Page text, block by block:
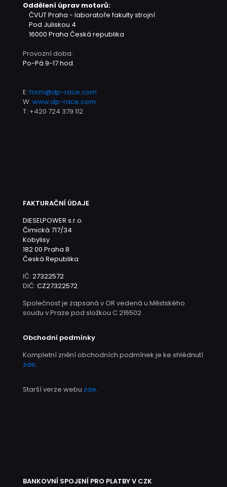
Oddělení úprav motorů:
ČVUT Praha - laboratoře fakulty strojní
Pod Juliskou 4
16000 Praha Česká republika
Provozní doba:
Po-Pá 9-17 hod.
E: form@dp-race.com
W: www.dp-race.com
T: +420 724 379 112
FAKTURAČNÍ ÚDAJE
DIESELPOWER s.r.o.
Čimická 717/34
Kobylisy
182 00 Praha 8
Česká Republika
IČ: 27322572
DIČ: CZ27322572
Společnost je zapsaná v OR vedená u Městského
soudu v Praze pod složkou C 216502 .
Obchodní podmínky
Kompletní znění obchodních podmínek je ke shlédnutí
zde.
Starší verze webu zde.
BANKOVNÍ SPOJENÍ PRO PLATBY V CZK